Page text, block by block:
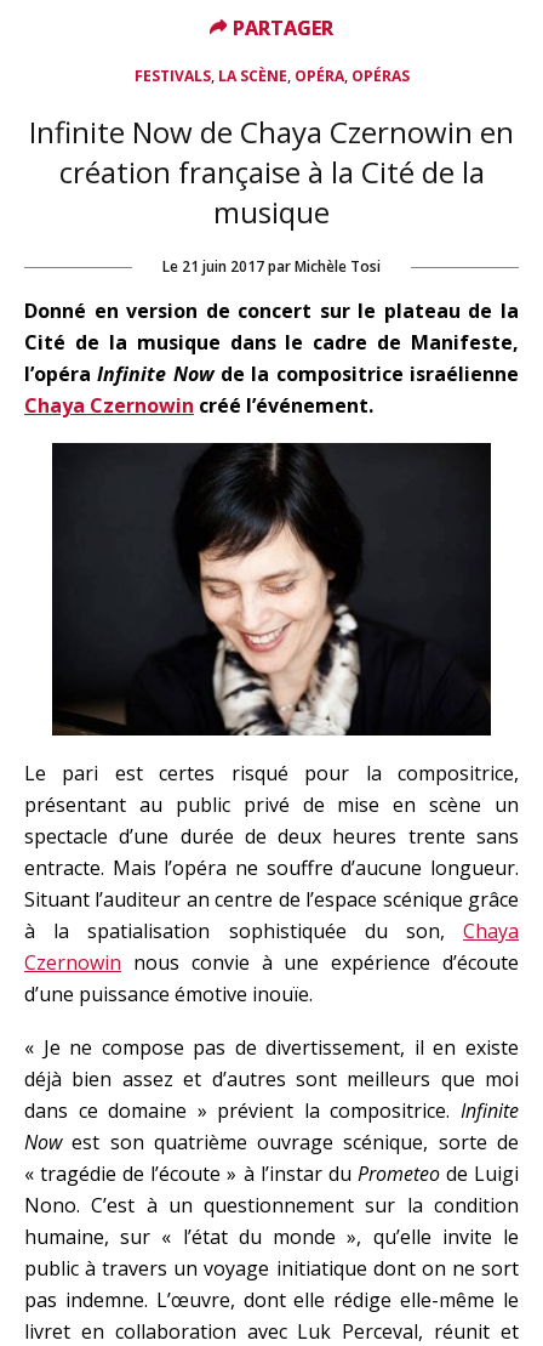
FESTIVALS, LA SCÈNE, OPÉRA, OPÉRAS
Infinite Now de Chaya Czernowin en
création française à la Cité de la
musique
Le 21 juin 2017parMichèle Tosi
Donné en version de concert sur le plateau de la
Cité de la musique dans le cadre de Manifeste,
l’opéraInfinite Nowde la compositrice israélienne
Chaya Czernowin créé l’événement.
Le pari est certes risqué pour la compositrice,
présentant au public privé de mise en scène un
spectacle d’une durée de deux heures trente sans
entracte. Mais l’opéra ne souffre d’aucune longueur.
Situant l’auditeur an centre de l’espace scénique grâce
à la spatialisation sophistiquée du son, Chaya
Czernowin nous convie à une expérience d’écoute
d’une puissance émotive inouïe.
« Je ne compose pas de divertissement, il en existe
déjà bien assez et d’autres sont meilleurs que moi
dans ce domaine » prévient la compositrice. Infinite
Nowest son quatrième ouvrage scénique, sorte de
« tragédie de l’écoute » à l’instar du Prometeode Luigi
Nono. C’est à un questionnement sur la condition
humaine, sur « l’état du monde », qu’elle invite le
public à travers un voyage initiatique dont on ne sort
pas indemne. L’œuvre, dont elle rédige elle-même le
livret en collaboration avec Luk Perceval, réunit et
PARTAGER
PARTAGER